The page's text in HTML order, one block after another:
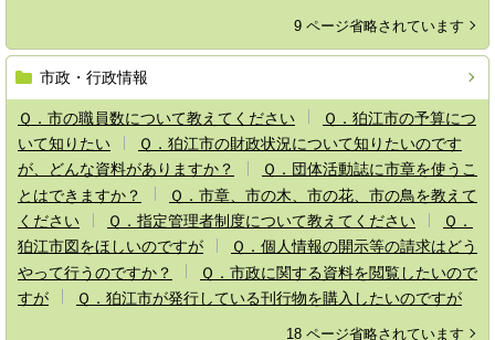
9 ページ省略されています
市政・行政情報
Ｑ．市の職員数について教えてください
Ｑ．狛江市の予算につ
いて知りたい
Ｑ．狛江市の財政状況について知りたいのです
が、どんな資料がありますか？
Ｑ．団体活動誌に市章を使うこ
とはできますか？
Ｑ．市章、市の木、市の花、市の鳥を教えて
ください
Ｑ．指定管理者制度について教えてください
Ｑ．
狛江市図をほしいのですが
Ｑ．個人情報の開示等の請求はどう
やって行うのですか？
Ｑ．市政に関する資料を閲覧したいので
すが
Ｑ．狛江市が発行している刊行物を購入したいのですが
18 ページ省略されています